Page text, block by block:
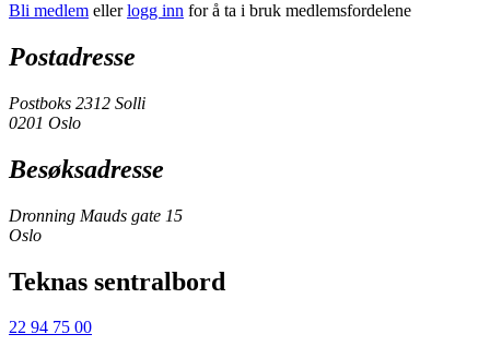
Bli medlem ellerlogg inn for å ta i bruk medlemsfordelene
Postadresse
Postboks 2312 Solli
0201 Oslo
Besøksadresse
Dronning Mauds gate 15
Oslo
Teknas sentralbord
22 94 75 00